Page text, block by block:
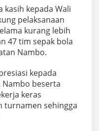
kasih kepada Wali
pelaksanaan
kurang lebih
47 tim sepak bola
Nambo.
kepada
Nambo beserta
keras
turnamen sehingga